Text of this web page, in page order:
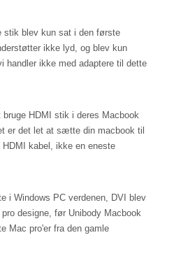
stik blev kun sat i den første
ikke lyd, og blev kun
handler ikke med adaptere til dette
HDMI stik i deres Macbook
er det let at sætte din macbook til
kabel, ikke en eneste
i Windows PC verdenen, DVI blev
designe, før Unibody Macbook
Mac pro'er fra den gamle